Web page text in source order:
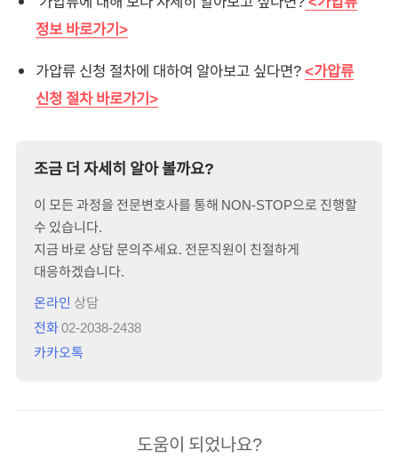
정보 바로가기>
가압류 신청 절차에 대하여 알아보고 싶다면?<가압류
신청 절차 바로가기>
조금 더 자세히 알아 볼까요?
이 모든 과정을 전문변호사를 통해 NON-STOP으로 진행할
수 있습니다.
지금 바로 상담 문의주세요. 전문직원이 친절하게
대응하겠습니다.
온라인 상담
전화02-2038-2438
카카오톡
도움이 되었나요?